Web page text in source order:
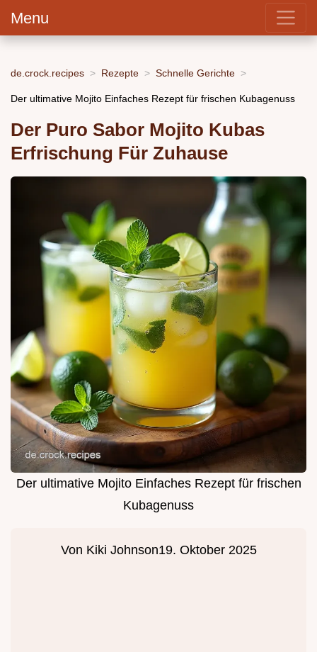
Menu
de.crock.recipes Rezepte Schnelle Gerichte
Der ultimative Mojito Einfaches Rezept für frischen Kubagenuss
Der Puro Sabor Mojito Kubas
Erfrischung Für Zuhause
Der ultimative Mojito Einfaches Rezept für frischen
Kubagenuss
Von Kiki Johnson19. Oktober 2025